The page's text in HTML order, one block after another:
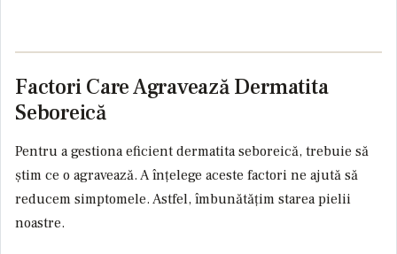
Factori Care Agravează Dermatita
Seboreică
Pentru a gestiona eficient dermatita seboreică, trebuie să
știm ce o agravează. A înțelege aceste factori ne ajută să
reducem simptomele. Astfel, îmbunătățim starea pielii
noastre.